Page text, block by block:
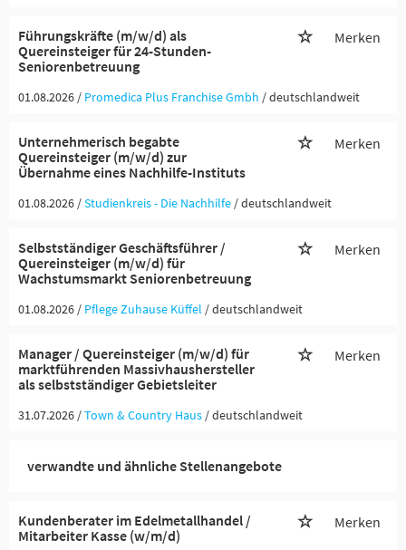
Führungskräfte (m/w/d) als
Quereinsteiger für 24-Stunden-
Seniorenbetreuung
Merken
01.08.2026 / Promedica Plus Franchise Gmbh / deutschlandweit
Unternehmerisch begabte
Quereinsteiger (m/w/d) zur
Übernahme eines Nachhilfe-Instituts
Merken
01.08.2026 /Studienkreis - Die Nachhilfe / deutschlandweit
Selbstständiger Geschäftsführer /
Quereinsteiger (m/w/d) für
Wachstumsmarkt Seniorenbetreuung
Merken
01.08.2026 / Pflege Zuhause Küffel / deutschlandweit
Manager / Quereinsteiger (m/w/d) für
marktführenden Massivhaushersteller
als selbstständiger Gebietsleiter
Merken
31.07.2026 /Town & Country Haus / deutschlandweit
verwandte und ähnliche Stellenangebote
Kundenberater im Edelmetallhandel /
Mitarbeiter Kasse (w/m/d)
Merken